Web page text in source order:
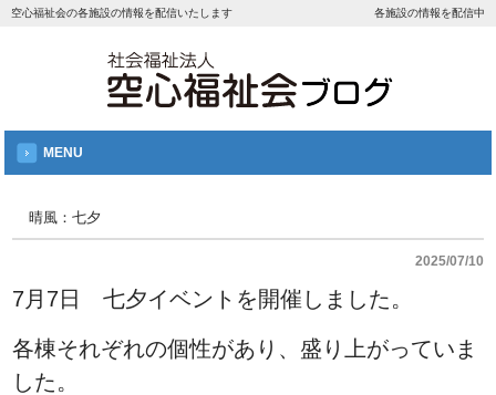
空心福祉会の各施設の情報を配信いたします 各施設の情報を配信中
MENU
晴風：七夕
2025/07/10
7月7日 七夕イベントを開催しました。
各棟それぞれの個性があり、盛り上がっていま
した。